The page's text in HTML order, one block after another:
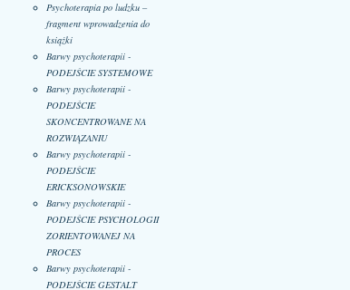
Psychoterapia po ludzku –
fragment wprowadzenia do
książki
Barwy psychoterapii -
PODEJŚCIE SYSTEMOWE
Barwy psychoterapii -
PODEJŚCIE
SKONCENTROWANE NA
ROZWIĄZANIU
Barwy psychoterapii -
PODEJŚCIE
ERICKSONOWSKIE
Barwy psychoterapii -
PODEJŚCIE PSYCHOLOGII
ZORIENTOWANEJ NA
PROCES
Barwy psychoterapii -
PODEJŚCIE GESTALT